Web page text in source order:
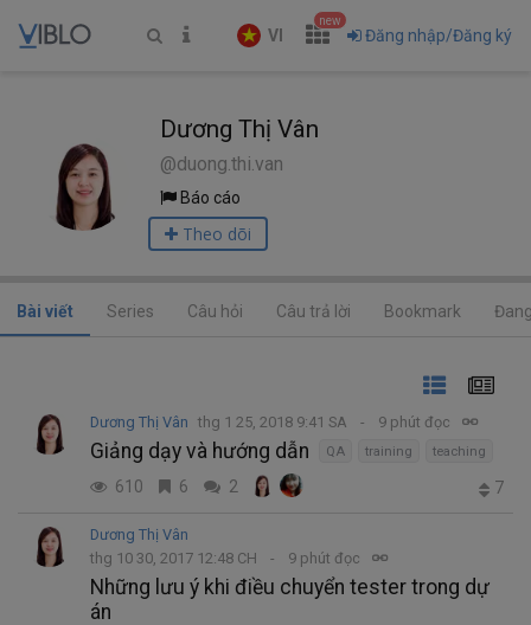
VI
new
Đăng nhập/Đăng ký
Dương Thị Vân
@duong.thi.van
Báo cáo
Theo dõi
Bài viết Series Câu hỏi Câu trả lời Bookmark
Dương Thị Vân thg 1 25, 2018 9:41 SA 9 phút đọc
Giảng dạy và hướng dẫn QA training teaching
610 6 2 7
Dương Thị Vân
thg 10 30, 2017 12:48 CH
9 phút đọc
Những lưu ý khi điều chuyển tester trong dự
án